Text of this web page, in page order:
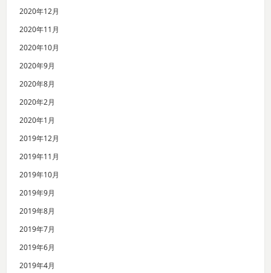
2020年12月
2020年11月
2020年10月
2020年9月
2020年8月
2020年2月
2020年1月
2019年12月
2019年11月
2019年10月
2019年9月
2019年8月
2019年7月
2019年6月
2019年4月